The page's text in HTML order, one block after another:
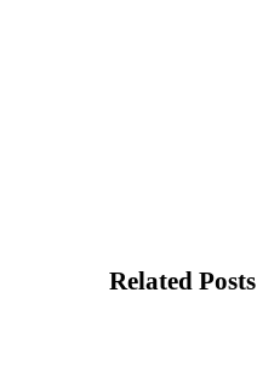
Related Posts